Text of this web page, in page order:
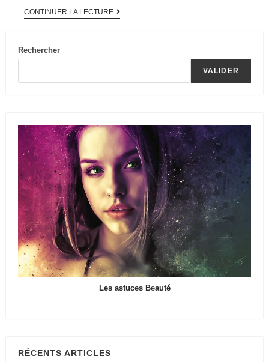
CONTINUER LA LECTURE
Rechercher
VALIDER
Les astuces Beauté
RÉCENTS ARTICLES